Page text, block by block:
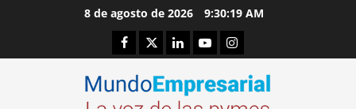
8 de agosto de 2026 9:30:19 AM
Facebook
TwitterLinkedinYoutubeInstagram